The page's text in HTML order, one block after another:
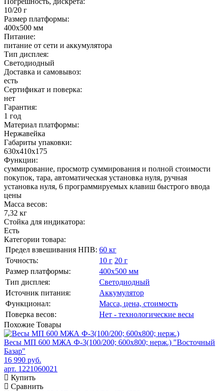
10/20 г
Размер платформы:
400х500 мм
Питание:
питание от сети и аккумулятора
Тип дисплея:
Светодиодный
Доставка и самовывоз:
есть
Сертификат и поверка:
нет
Гарантия:
1 год
Материал платформы:
Нержавейка
Габариты упаковки:
630х410х175
Функции:
суммирование, просмотр суммирования и полной стоимости
покупок, тара, автоматическая установка нуля, ручная
установка нуля, 6 программируемых клавиш быстрого ввода
цены
Масса весов:
7,32 кг
Стойка для индикатора:
Есть
Категории товара:
Предел взвешивания НПВ: 60 кг
Точность:
10 г 20 г
Размер платформы:
400х500 мм
Тип дисплея:
Светодиодный
Источник питания:
Аккумулятор
Функционал:
Масса, цена, стоимость
Поверка весов:
Нет - технологические весы
Похожие Товары
Весы МП 600 МЖА Ф-3(100/200; 600х800; нерж.) "Восточный
Базар"
16 990 руб.
арт. 1221060021
Купить
Сравнить